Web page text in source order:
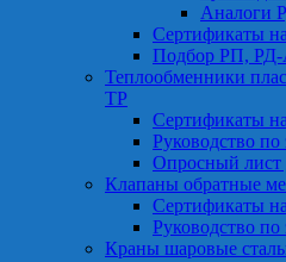
Аналоги
Сертификаты
Подбор РП,
Теплообменники
ТР
Сертификаты
Руководство
Опросный лист
Клапаны обратные
Сертификаты
Руководство
Краны шаровые